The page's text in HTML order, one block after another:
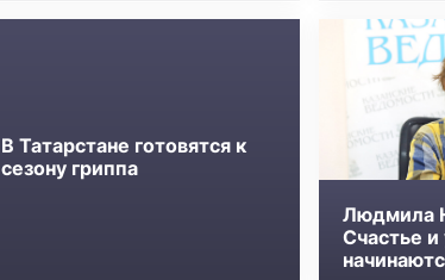
В Татарстане готовятся к
сезону гриппа
Людмила
Счастье и